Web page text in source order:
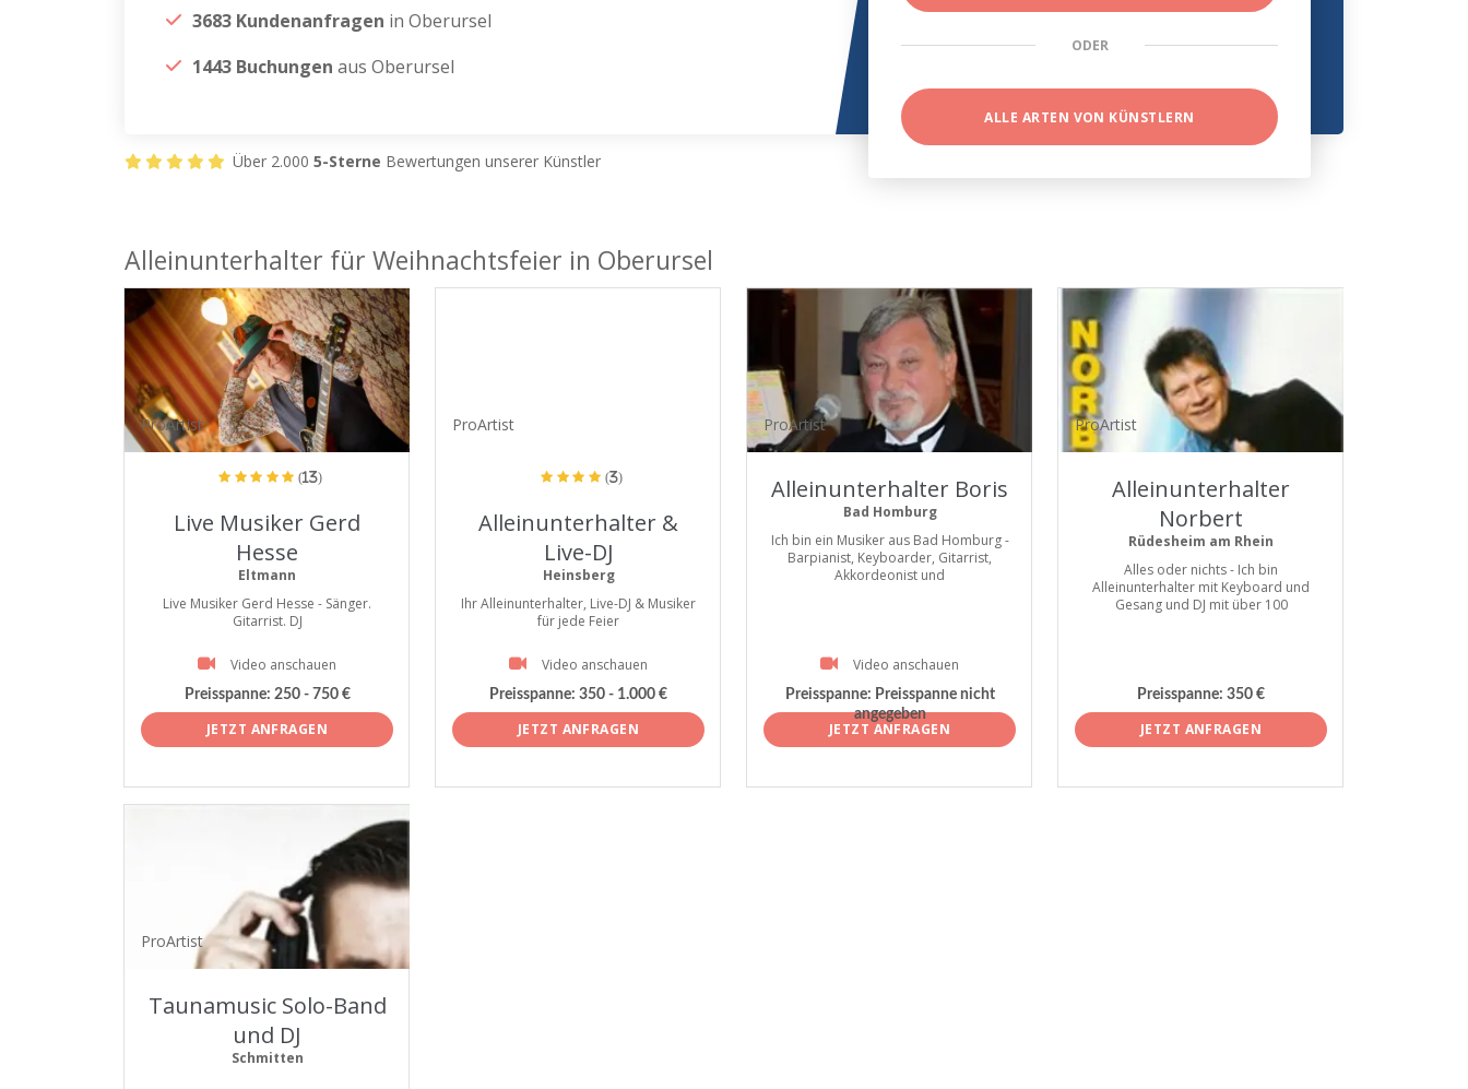
3683 Kundenanfragen in Oberursel
1443 Buchungen aus Oberursel
ODER
ALLE ARTEN VON KÜNSTLERN
Über 2.000 5-Sterne Bewertungen unserer Künstler
Alleinunterhalter für Weihnachtsfeier in Oberursel
ProArtist
(13)
Live Musiker Gerd
Hesse
Eltmann
Live Musiker Gerd Hesse - Sänger.
Gitarrist. DJ
Video anschauen
Preisspanne: 250 - 750 €
JETZT ANFRAGEN
ProArtist
(3)
Alleinunterhalter &
Live-DJ
Heinsberg
Ihr Alleinunterhalter, Live-DJ & Musiker
für jede Feier
Video anschauen
Preisspanne: 350 - 1.000 €
JETZT ANFRAGEN
ProArtist
Alleinunterhalter Boris
Bad Homburg
Ich bin ein Musiker aus Bad Homburg -
Barpianist, Keyboarder, Gitarrist,
Akkordeonist und
Video anschauen
Preisspanne: Preisspanne nicht
angegeben
JETZT ANFRAGEN
ProArtist
Alleinunterhalter
Norbert
Rüdesheim am Rhein
Alles oder nichts - Ich bin
Alleinunterhalter mit Keyboard und
Gesang und DJ mit über 100
Preisspanne: 350 €
JETZT ANFRAGEN
ProArtist
Taunamusic Solo-Band
und DJ
Schmitten